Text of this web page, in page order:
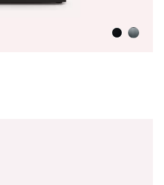
Antracita
Acero